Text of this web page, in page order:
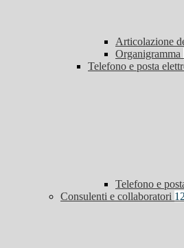
Articolazione
Organigramma
Telefono e posta
Telefono e
Consulenti e collaboratori 12